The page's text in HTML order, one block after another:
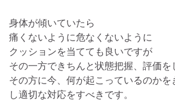
身体が傾いていたら
痛くないように危なくないように
クッションを当てても良いですが
その一方できちんと状態把握、評価を
その方に今、何が起こっているのか
し適切な対応をすべきです。